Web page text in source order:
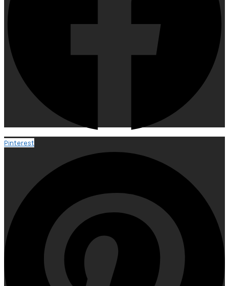
Pinterest